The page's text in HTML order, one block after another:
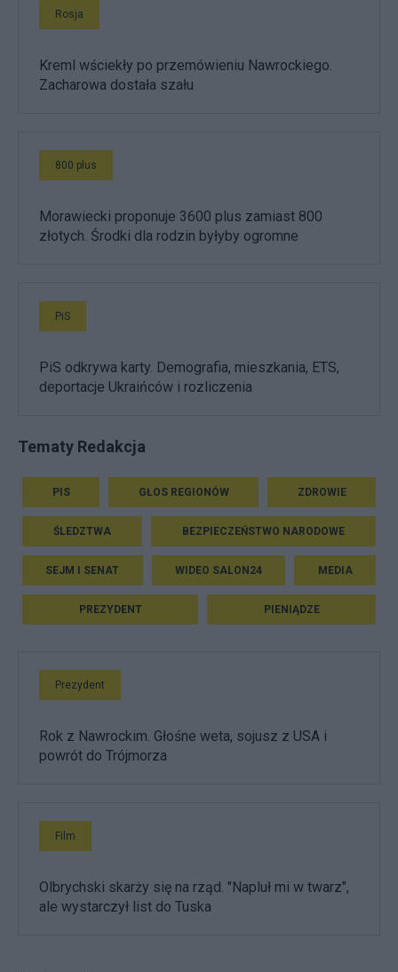
Rosja
Kreml wściekły po przemówieniu Nawrockiego.
Zacharowa dostała szału
800 plus
Morawiecki proponuje 3600 plus zamiast 800
złotych. Środki dla rodzin byłyby ogromne
PiS
PiS odkrywa karty. Demografia, mieszkania, ETS,
deportacje Ukraińców i rozliczenia
Tematy Redakcja
PIS GŁOS REGIONÓW ZDROWIE
ŚLEDZTWA BEZPIECZEŃSTWO NARODOWE
SEJM I SENAT WIDEO SALON24 MEDIA
PREZYDENT PIENIĄDZE
Prezydent
Rok z Nawrockim. Głośne weta, sojusz z USA i
powrót do Trójmorza
Film
Olbrychski skarży się na rząd. "Napluł mi w twarz",
ale wystarczył list do Tuska